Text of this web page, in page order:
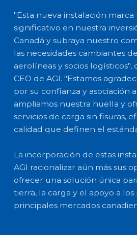
"Esta nueva instalación marca
significativo en nuestra
Canadá y subraya nuestro
las necesidades cambiantes
aerolíneas y socios logísticos",
CEO de AGI. "Estamos
por su confianza y asociación
ampliamos nuestra huella y
servicios de carga sin fisuras,
calidad que definen el
La incorporación de estas
AGI racionalizar aún más sus
ofrecer una solución única
tierra, la carga y el apoyo a los
principales mercados